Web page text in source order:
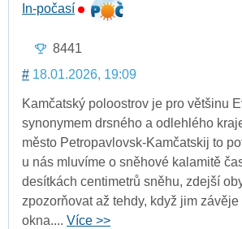
In-počasí
8441
# 18.01.2026, 19:09
Kamčatský poloostrov je pro většinu
synonymem drsného a odlehlého
město Petropavlovsk-Kamčatskij to
u nás mluvíme o sněhové kalamitě
desítkách centimetrů sněhu, zdejší
zpozorňovat až tehdy, když jim
okna.... Více >>